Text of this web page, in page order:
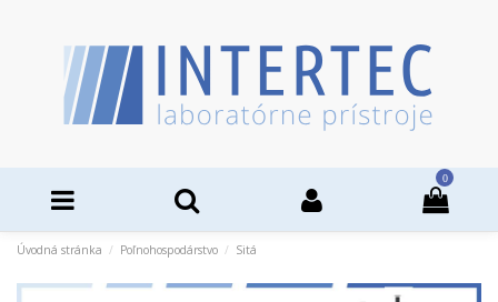
0
Úvodná stránka Poľnohospodárstvo Sitá